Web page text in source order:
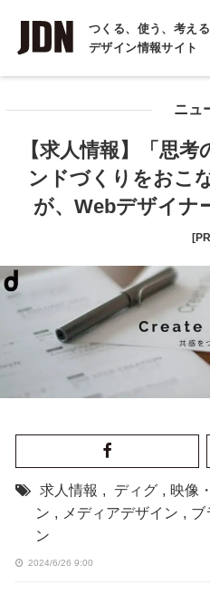
つくる、使う、考え
デザイン情報サイト
INTERVIEW
インタビュー
COLUMN
コラム
ニュ
【求人情報】「思
ンドづくりをおこ
が、Webデザイナ
求人情報 , ディグ , 映像
ン , メディアデザイン , ブ
ン
2024/6/26 9:00